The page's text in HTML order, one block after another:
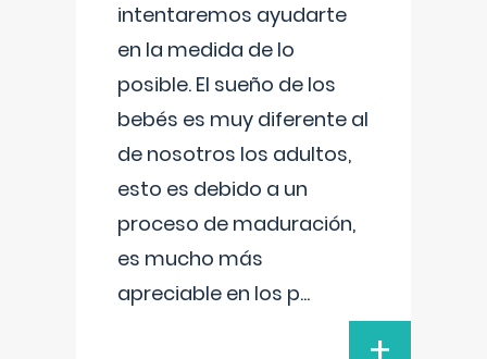
intentaremos ayudarte
en la medida de lo
posible. El sueño de los
bebés es muy diferente al
de nosotros los adultos,
esto es debido a un
proceso de maduración,
es mucho más
apreciable en los p...